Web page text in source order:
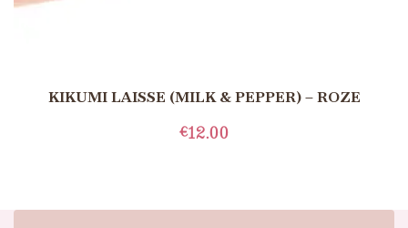
KIKUMI LAISSE (MILK & PEPPER) – ROZE
€12.00